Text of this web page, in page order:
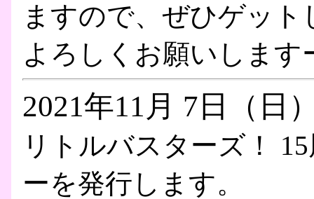
ますので、ぜひゲッ
よろしくお願いします
2021年11月 7日（日
リトルバスターズ！
ーを発行します。